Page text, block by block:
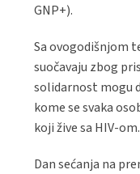
GNP+).
Sa ovogodišnjom
suočavaju zbog
solidarnost mogu
kome se svaka
koji žive sa HIV-om.
Dan sećanja na